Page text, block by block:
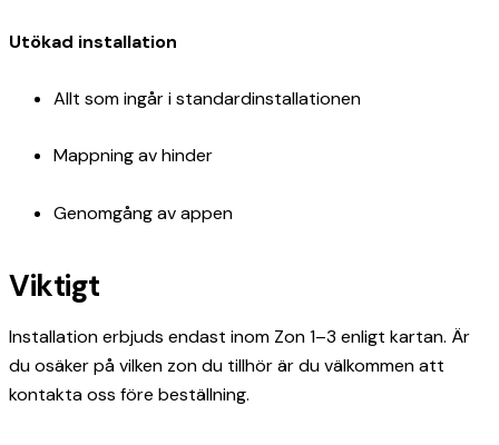
Utökad installation
Allt som ingår i standardinstallationen
Mappning av hinder
Genomgång av appen
Viktigt
Installation erbjuds endast inom Zon 1–3 enligt kartan. Är
du osäker på vilken zon du tillhör är du välkommen att
kontakta oss före beställning.